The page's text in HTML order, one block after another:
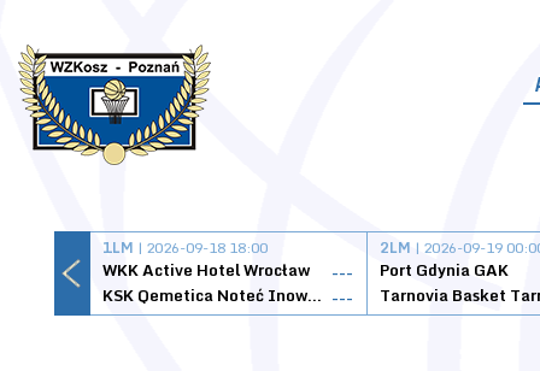
1LM | 2026-09-18 18:00
WKK Active Hotel Wrocław
---
KSK Qemetica Noteć Inowrocław ---
2LM | 2026-09-19
Port Gdynia GAK